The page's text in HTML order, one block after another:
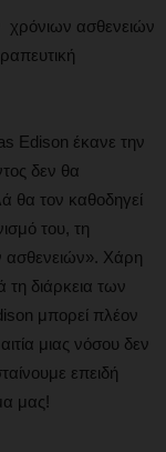
χρόνιων ασθενειών
Edison έκανε την
δεν θα
θα τον καθοδηγεί
του, τη
ασθενειών». Χάρη
τη διάρκεια των
μπορεί πλέον
μιας νόσου δεν
επειδή
μας!